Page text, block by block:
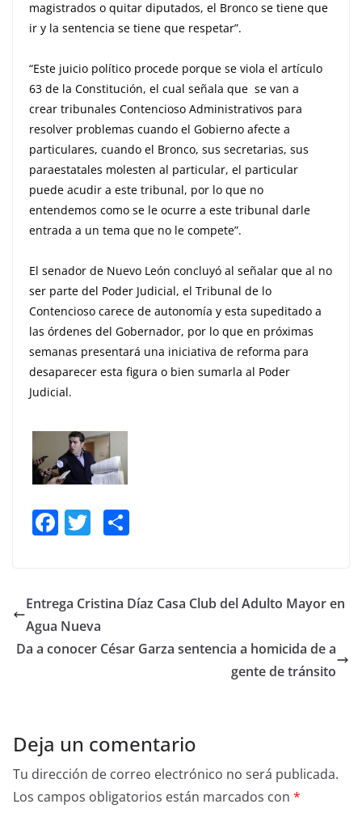
magistrados o quitar diputados, el Bronco se tiene que
ir y la sentencia se tiene que respetar”.
“Este juicio político procede porque se viola el artículo
63 de la Constitución, el cual señala que se van a
crear tribunales Contencioso Administrativos para
resolver problemas cuando el Gobierno afecte a
particulares, cuando el Bronco, sus secretarias, sus
paraestatales molesten al particular, el particular
puede acudir a este tribunal, por lo que no
entendemos como se le ocurre a este tribunal darle
entrada a un tema que no le compete”.
El senador de Nuevo León concluyó al señalar que al no
ser parte del Poder Judicial, el Tribunal de lo
Contencioso carece de autonomía y esta supeditado a
las órdenes del Gobernador, por lo que en próximas
semanas presentará una iniciativa de reforma para
desaparecer esta figura o bien sumarla al Poder
Judicial.
F
e
b
o
T
er e
Entrega Cristina Díaz Casa Club del Adulto Mayor en
Agua Nueva
Da a conocer César Garza sentencia a homicida de a
gente de tránsito
Deja un comentario
Tu dirección de correo electrónico no será publicada.
Los campos obligatorios están marcados con *